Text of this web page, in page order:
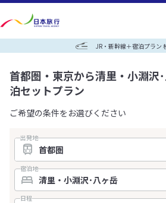
JR・新幹線＋宿泊プラン
首都圏・東京から清里・小淵沢
泊セットプラン
ご希望の条件をお選びください
出発地
宿泊地
日程